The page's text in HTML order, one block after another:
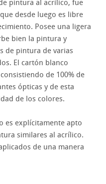
pintura al acrílico, fue
desde luego es libre
Posee una ligera
bien la pintura y
de pintura de varias
El cartón blanco
de 100% de
ópticas y de esta
de los colores.
es explícitamente apto
similares al acrílico.
de una manera